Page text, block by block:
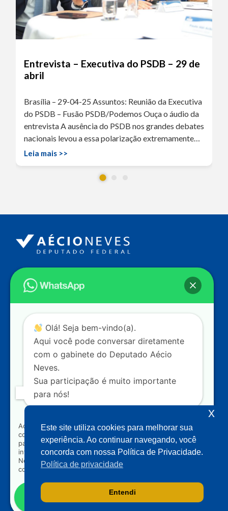
Entrevista – Executiva do PSDB – 29 de
abril
Brasília – 29-04-25 Assuntos: Reunião da Executiva
do PSDB – Fusão PSDB/Podemos Ouça o áudio da
entrevista A ausência do PSDB nos grandes debates
nacionais levou a essa polarização extremamente…
Leia mais >>
Endereço
Câmara dos Deputados
Ed. Principal, Ala C – Gabinete
Contato
dep.aecioneves@camara.leg.br
+55 (61) 3215-5964
+55 (31) 3261-0121
+55 (31) 97150-0834
Nossas redes
Acompanhe o meu mandato
Olá! Seja bem-vindo(a).
Aqui você pode conversar diretamente
com o gabinete do Deputado Aécio
Neves.
Sua participação é muito importante
para nós!
Ao clicar para iniciar o contato pelo WhatsApp, você
concorda que seus dados serão utilizados exclusivamente
para atendimento relacionado às demandas, sugestões ou
informações referentes ao mandato do Deputado Aécio
Neves. Seus dados serão tratados com sigilo e não serão
compartilhados com terceiros.
Falar com gabinete
Este site utiliza cookies para melhorar sua
experiência. Ao continuar navegando, você
concorda com nossa Política de Privacidade.
Política de privacidade
Entendi
x